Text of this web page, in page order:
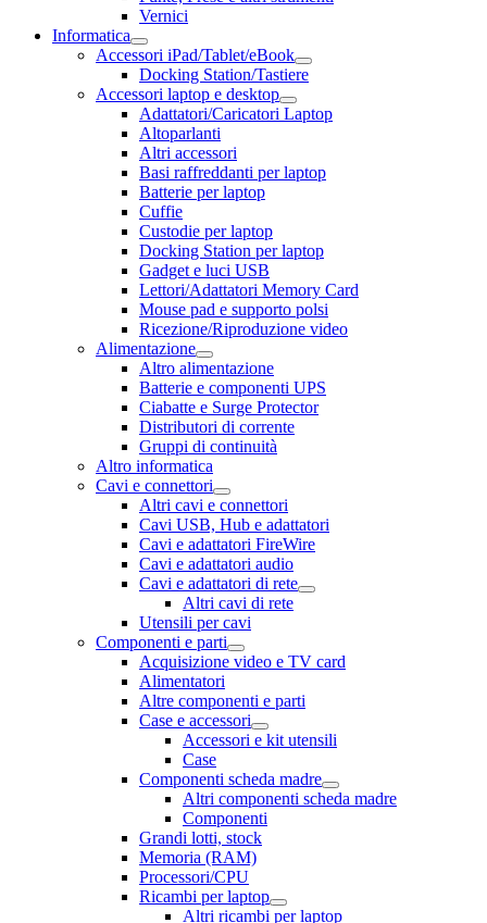
Vernici
Informatica
Accessori iPad/Tablet/eBook
Docking Station/Tastiere
Accessori laptop e desktop
Adattatori/Caricatori Laptop
Altoparlanti
Altri accessori
Basi raffreddanti per laptop
Batterie per laptop
Cuffie
Custodie per laptop
Docking Station per laptop
Gadget e luci USB
Lettori/Adattatori Memory Card
Mouse pad e supporto polsi
Ricezione/Riproduzione video
Alimentazione
Altro alimentazione
Batterie e componenti UPS
Ciabatte e Surge Protector
Distributori di corrente
Gruppi di continuità
Altro informatica
Cavi e connettori
Altri cavi e connettori
Cavi USB, Hub e adattatori
Cavi e adattatori FireWire
Cavi e adattatori audio
Cavi e adattatori di rete
Altri cavi di rete
Utensili per cavi
Componenti e parti
Acquisizione video e TV card
Alimentatori
Altre componenti e parti
Case e accessori
Accessori e kit utensili
Case
Componenti scheda madre
Altri componenti scheda madre
Componenti
Grandi lotti, stock
Memoria (RAM)
Processori/CPU
Ricambi per laptop
Altri ricambi per laptop